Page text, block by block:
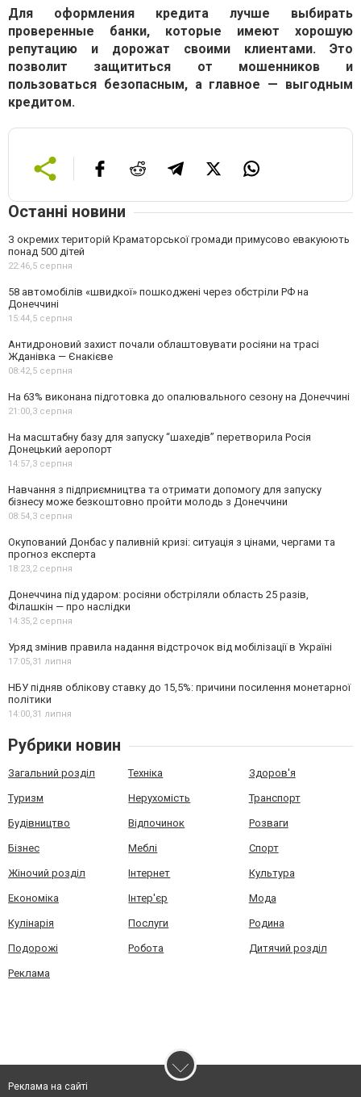
Для оформления кредита лучше выбирать
проверенные банки, которые имеют хорошую
репутацию и дорожат своими клиентами. Это
позволит защититься от мошенников и
пользоваться безопасным, а главное — выгодным
кредитом.
Останні новини
З окремих територій Краматорської громади примусово евакуюють
понад 500 дітей
22:46,5 серпня
58 автомобілів «швидкої» пошкоджені через обстріли РФ на
Донеччині
15:44,5 серпня
Антидроновий захист почали облаштовувати росіяни на трасі
Жданівка — Єнакієве
08:42,5 серпня
На 63% виконана підготовка до опалювального сезону на Донеччині
21:00,3 серпня
На масштабну базу для запуску “шахедів” перетворила Росія
Донецький аеропорт
14:57,3 серпня
Навчання з підприємництва та отримати допомогу для запуску
бізнесу може безкоштовно пройти молодь з Донеччини
08:54,3 серпня
Окупований Донбас у паливній кризі: ситуація з цінами, чергами та
прогноз експерта
18:23,2 серпня
Донеччина під ударом: росіяни обстріляли область 25 разів,
Філашкін — про наслідки
14:35,2 серпня
Уряд змінив правила надання відстрочок від мобілізації в Україні
17:05,31 липня
НБУ підняв облікову ставку до 15,5%: причини посилення монетарної
політики
14:00,31 липня
Рубрики новин
Загальний розділ Техніка Здоров'я
Туризм Нерухомість Транспорт
Будівництво Відпочинок Розваги
Бізнес Меблі Спорт
Жіночий розділ Інтернет Культура
Економіка Інтер'єр Мода
Кулінарія Послуги Родина
Подорожі Робота Дитячий розділ
Реклама
Реклама на сайті